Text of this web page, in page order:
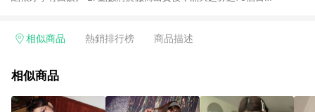
單/交易將不受理。
相似商品 熱銷排行榜 商品描述
相似商品